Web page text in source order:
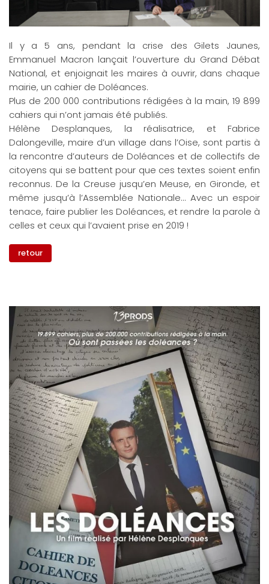
Il y a 5 ans, pendant la crise des Gilets Jaunes,
Emmanuel Macron lançait l’ouverture du Grand Débat
National, et enjoignait les maires à ouvrir, dans chaque
mairie, un cahier de Doléances.
Plus de 200 000 contributions rédigées à la main, 19 899
cahiers qui n’ont jamais été publiés.
Hélène Desplanques, la réalisatrice, et Fabrice
Dalongeville, maire d’un village dans l’Oise, sont partis à
la rencontre d’auteurs de Doléances et de collectifs de
citoyens qui se battent pour que ces textes soient enfin
reconnus. De la Creuse jusqu’en Meuse, en Gironde, et
même jusqu’à l’Assemblée Nationale... Avec un espoir
tenace, faire publier les Doléances, et rendre la parole à
celles et ceux qui l’avaient prise en 2019 !
retour